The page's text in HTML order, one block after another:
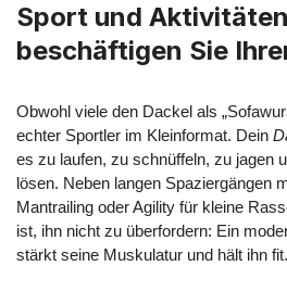
Sport und
beschäftigen Sie
Obwohl viele den Dackel als
echter Sportler im Kleinformat. Dein
es zu laufen, zu schnüffeln, zu jagen
lösen. Neben langen Spaziergängen
Mantrailing oder Agility für kleine
ist, ihn nicht zu überfordern: Ein
stärkt seine Muskulatur und hält ihn fit.